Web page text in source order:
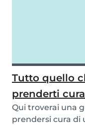
Tutto quello
prenderti
Qui troverai una
prendersi cura di